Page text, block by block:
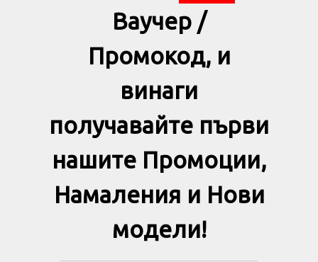
Ваучер /
Промокод, и
винаги
получавайте първи
нашите Промоции,
Намаления и Нови
модели!